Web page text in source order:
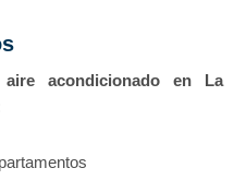
aire acondicionado en La